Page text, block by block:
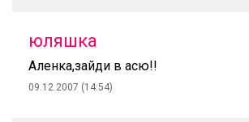
юляшка
Аленка,зайди в асю!!
09.12.2007 (14:54)